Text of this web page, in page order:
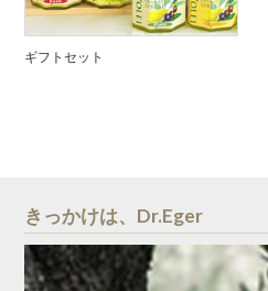
ギフトセット
きっかけは、Dr.Eger